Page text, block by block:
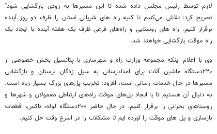
لازم توسط رئیس مجلس داده شده تا این مسیرها به زودی بازگشایی شود"
تصریح کرد:‌ تلاش می‌کنیم تا کلیه راه های شریانی استان را ظرف دو روز آینده
برقرار کنیم. راه های روستایی و راه‌های فرعی ظرف یک هفته آینده با ایجاد یک
راه موقت بازگشایی خواهند شد.
وی با اعلام اینکه مجموعه وزارت راه و شهرسازی با پتانسیل بخش خصوصی از
۲۲۰دستگاه ماشین آلات برای امدادرسانی به سیل زدگان لرستان و بازگشایی
مسیرها در حال خدمات رسانی است، افزود: تخریب پل‌های بزرگ بسیار زیاد است.
به دنبال آن هستیم تا با ایجاد پل‌های موقت راه‌های ارتباطی معمولان و شهرها و
روستاهای بحرانی را برقرار کنیم. در حال حاضر ۲۰۰دستگاه لوله، باکس، قطعات
بازسازی و پل های موقت را آورده ایم تا مشکلات را در اسرع وقت حل کنیم.